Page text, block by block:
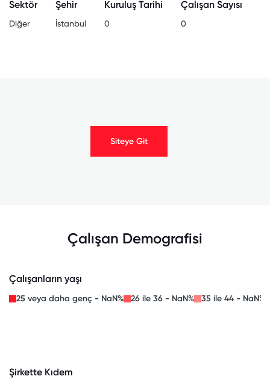
Sektör
Diğer
Şehir
İstanbul
Kuruluş Tarihi
0
Çalışan Sayısı
0
Siteye Git
Çalışan Demografisi
Çalışanların yaşı
25 veya daha genç - NaN% 26 ile 36 - NaN% 35 ile 44 - NaN%
Şirkette Kıdem